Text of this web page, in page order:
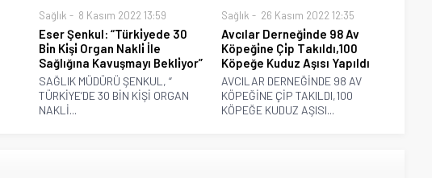
Sağlık 8 Kasım 2022 13:59
Eser Şenkul: “Türki̇yede 30
Bi̇n Ki̇şi̇ Organ Nakli̇ İle
Sağlığına Kavuşmayı Bekli̇yor”
SAĞLIK MÜDÜRÜ ŞENKUL, “
TÜRKİYE’DE 30 BİN KİŞİ ORGAN
NAKLİ...
Sağlık 26 Kasım 2022 12:35
Avcılar Derneği̇nde 98 Av
Köpeği̇ne Çi̇p Takıldı,100
Köpeğe Kuduz Aşısı Yapıldı
AVCILAR DERNEĞİNDE 98 AV
KÖPEĞİNE ÇİP TAKILDI,100
KÖPEĞE KUDUZ AŞISI...